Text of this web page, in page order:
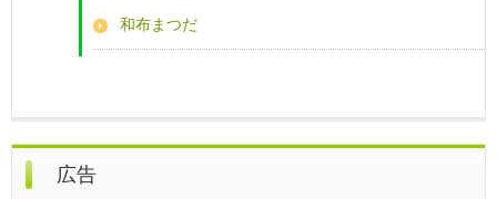
和布まつだ
広告